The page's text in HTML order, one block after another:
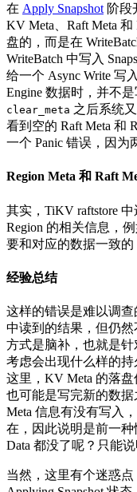
在 Apply Snapshot 阶段
KV Meta、Raft Meta
盘的，而是在
WriteBatch 中写入
给一个 Async Write 写
Engine 数据时，并不
clear_meta 之后系统
看到空的 Raft Meta 和
一个 Panic 错误，因为
Region Meta 和 Raft
其实，TiKV raftstore
Region 的相关信息，
要和对应的数据一致的
经验总结
这样的错误是难以调
中读到的结果，但仍
方式是脑补，也就是针
考虑会出现什么样的持
这里，KV Meta 的落
也可能是写完新的数
Meta 信息有没有写入
在，因此说明是前一种
Data 都没了呢？只能说
当然，这里有个迷惑